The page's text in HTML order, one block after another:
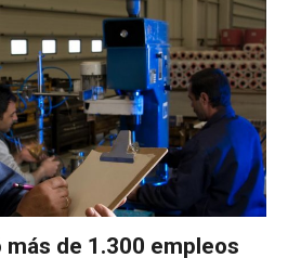
más de 1.300 empleos